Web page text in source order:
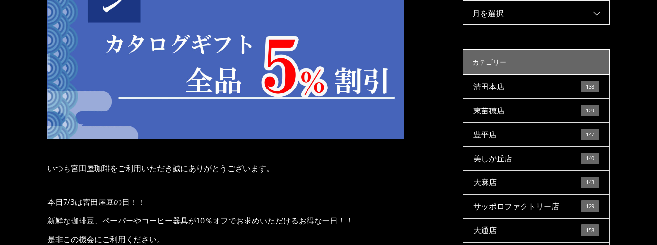
いつも宮田屋珈琲をご利用いただき誠にありがとうございます。
本日7/3は宮田屋豆の日！！
新鮮な珈琲豆、ペーパーやコーヒー器具が10％オフでお求めいただけるお得な一日！！
是非この機会にご利用ください。
月を選択
カテゴリー
清田本店 138
東苗穂店 129
豊平店 147
美しが丘店 140
大麻店 143
サッポロファクトリー店 129
大通店 158